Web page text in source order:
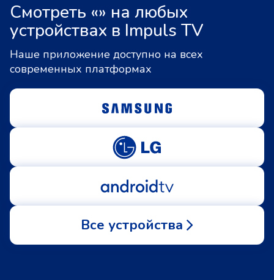
Смотреть «» на любых
устройствах в Impuls TV
Наше приложение доступно на всех
современных платформах
Все устройства